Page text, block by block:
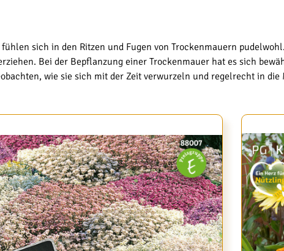
sich in den Ritzen und Fugen von Trockenmauern
Bei der Bepflanzung einer Trockenmauer hat es sich
wie sie sich mit der Zeit verwurzeln und regelrecht in